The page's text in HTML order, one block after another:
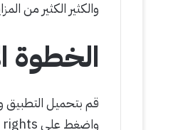
والكثير الكثير من
الخطوة
قم بتحميل